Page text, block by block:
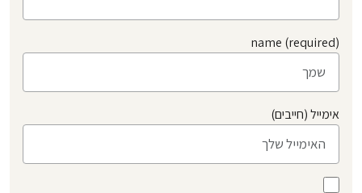
name (required)
אימייל (חייבים)